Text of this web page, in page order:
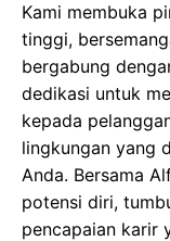
Kami membuka
tinggi,
bergabung
dedikasi untuk
kepada
lingkungan yang
Anda. Bersama
potensi diri,
pencapaian karir